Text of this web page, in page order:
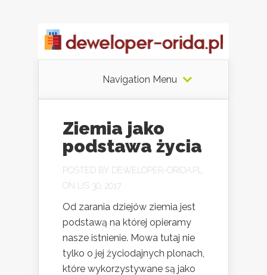
Navigation Menu
Ziemia jako
podstawa życia
POSTED BY DEWELOPER-ORIDA.PL
ON LIS 30, 2017
Od zarania dziejów ziemia jest
podstawą na której opieramy
nasze istnienie. Mowa tutaj nie
tylko o jej życiodajnych plonach,
które wykorzystywane są jako